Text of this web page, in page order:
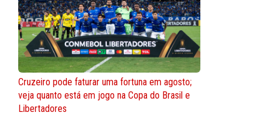
Cruzeiro pode faturar uma fortuna em agosto;
veja quanto está em jogo na Copa do Brasil e
Libertadores